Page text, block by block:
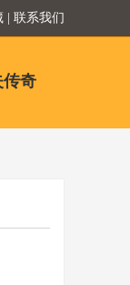
| 联系我们
传奇